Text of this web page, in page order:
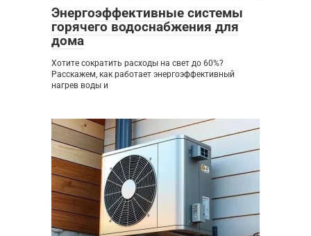
Энергоэффективные системы
горячего водоснабжения для
дома
Хотите сократить расходы на свет до 60%?
Расскажем, как работает энергоэффективный
нагрев воды и